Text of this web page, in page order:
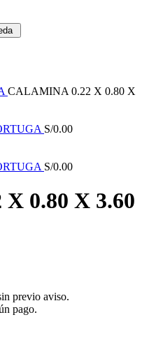
CALAMINA 0.22 X 0.80 X
S/0.00
S/0.00
0.80 X 3.60
previo aviso.
pago.